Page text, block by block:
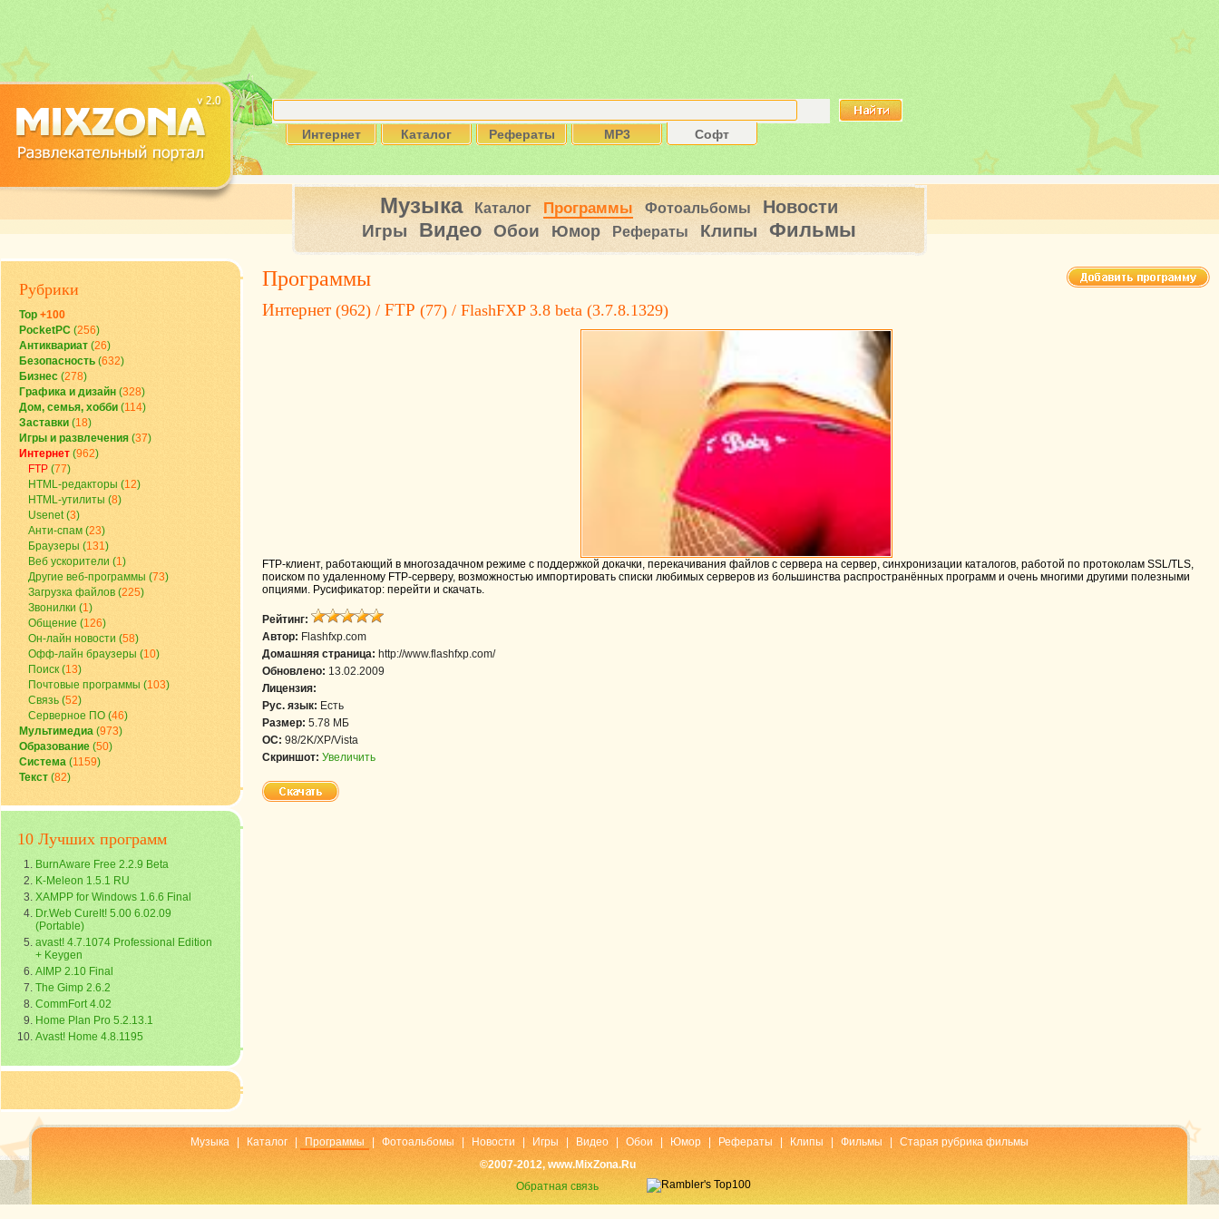
Интернет Каталог Рефераты MP3 Софт
Музыка Каталог Программы Фотоальбомы Новости
Игры Видео Обои Юмор Рефераты Клипы Фильмы
Рубрики
Top +100
PocketPC (256)
Антиквариат (26)
Безопасность (632)
Бизнес (278)
Графика и дизайн (328)
Дом, семья, хобби (114)
Заставки (18)
Игры и развлечения (37)
Интернет (962)
FTP (77)
HTML-редакторы (12)
HTML-утилиты (8)
Usenet(3)
Анти-спам (23)
Браузеры (131)
Веб ускорители (1)
Другие веб-программы (73)
Загрузка файлов (225)
Звонилки (1)
Общение (126)
Он-лайн новости (58)
Офф-лайн браузеры (10)
Поиск (13)
Почтовые программы (103)
Связь (52)
Серверное ПО (46)
Мультимедиа (973)
Образование (50)
Система (1159)
Текст (82)
10 Лучших программ
BurnAware Free 2.2.9 Beta
K-Meleon 1.5.1 RU
XAMPP for Windows 1.6.6 Final
Dr.Web CureIt! 5.00 6.02.09
(Portable)
avast! 4.7.1074 Professional Edition
+ Keygen
AIMP 2.10 Final
The Gimp 2.6.2
CommFort 4.02
Home Plan Pro 5.2.13.1
Avast! Home 4.8.1195
Программы
Интернет (962) / FTP (77) / FlashFXP 3.8 beta (3.7.8.1329)
FTP-клиент, работающий в многозадачном режиме с поддержкой докачки, перекачивания файлов с сервера на сервер, синхронизации каталогов, работой по протоколам SSL/TLS,
поиском по удаленному FTP-серверу, возможностью импортировать списки любимых серверов из большинства распространённых программ и очень многими другими полезными
опциями. Русификатор: перейти и скачать.
Рейтинг:
Автор: Flashfxp.com
Домашняя страница: http://www.flashfxp.com/
Обновлено: 13.02.2009
Лицензия:
Рус. язык: Есть
Размер: 5.78 МБ
ОС: 98/2K/XP/Vista
Скриншот: Увеличить
Музыка Каталог Программы Фотоальбомы Новости Игры Видео Обои Юмор Рефераты Клипы Фильмы
Старая рубрика фильмы
©2007-2012, www.MixZona.Ru
Обратная связь